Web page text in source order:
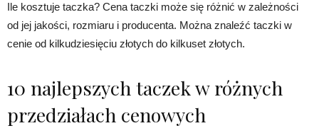
Ile kosztuje taczka? Cena taczki może się różnić w zależności
od jej jakości, rozmiaru i producenta. Można znaleźć taczki w
cenie od kilkudziesięciu złotych do kilkuset złotych.
10 najlepszych taczek w różnych
przedziałach cenowych